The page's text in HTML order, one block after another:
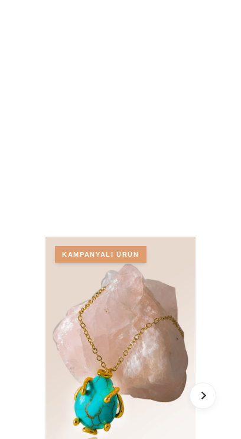
KAMPANYALI ÜRÜN